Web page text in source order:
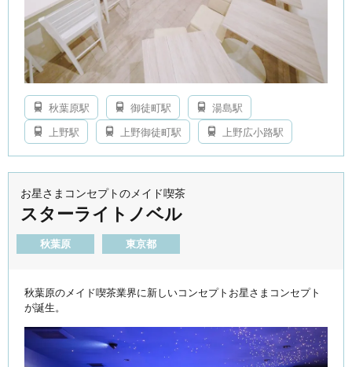
秋葉原駅 御徒町駅 湯島駅
上野駅 上野御徒町駅 上野広小路駅
お星さまコンセプトのメイド喫茶
スターライトノベル
秋葉原 東京都
秋葉原のメイド喫茶業界に新しいコンセプトお星さまコンセプト
が誕生。